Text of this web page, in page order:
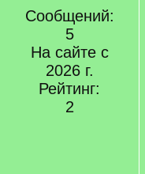
Сообщений:
5
На сайте с
2026 г.
Рейтинг:
2